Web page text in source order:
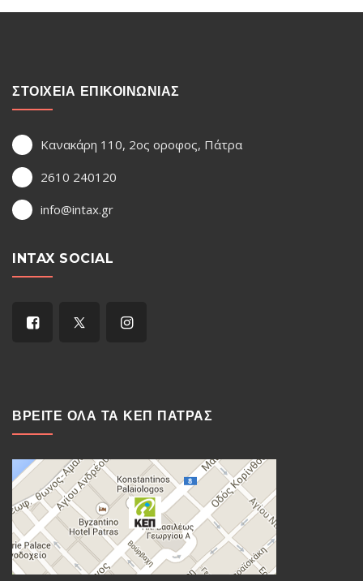
ΣΤΟΙΧΕΙΑ ΕΠΙΚΟΙΝΩΝΙΑΣ
Κανακάρη 110, 2ος οροφος, Πάτρα
2610 240120
info@intax.gr
INTAX SOCIAL
ΒΡΕΙΤΕ ΟΛΑ ΤΑ ΚΕΠ ΠΑΤΡΑΣ